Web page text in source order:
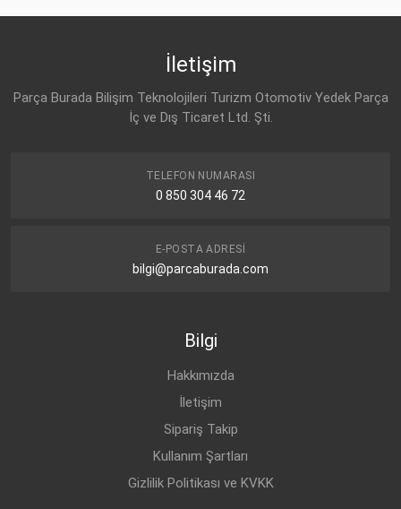
VW
İletişim
Parça Burada Bilişim Teknolojileri Turizm Otomotiv Yedek Parça
İç ve Dış Ticaret Ltd. Şti.
TELEFON NUMARASI
0 850 304 46 72
E-POSTA ADRESI
bilgi@parcaburada.com
Bilgi
Hakkımızda
İletişim
Sipariş Takip
Kullanım Şartları
Gizlilik Politikası ve KVKK